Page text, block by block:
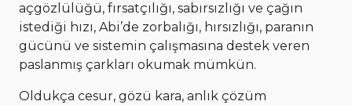
açgözlülüğü, fırsatçılığı, sabırsızlığı ve çağın
istediği hızı, Abi’de zorbalığı, hırsızlığı, paranın
gücünü ve sistemin çalışmasına destek veren
paslanmış çarkları okumak mümkün.
Oldukça cesur, gözü kara, anlık çözüm